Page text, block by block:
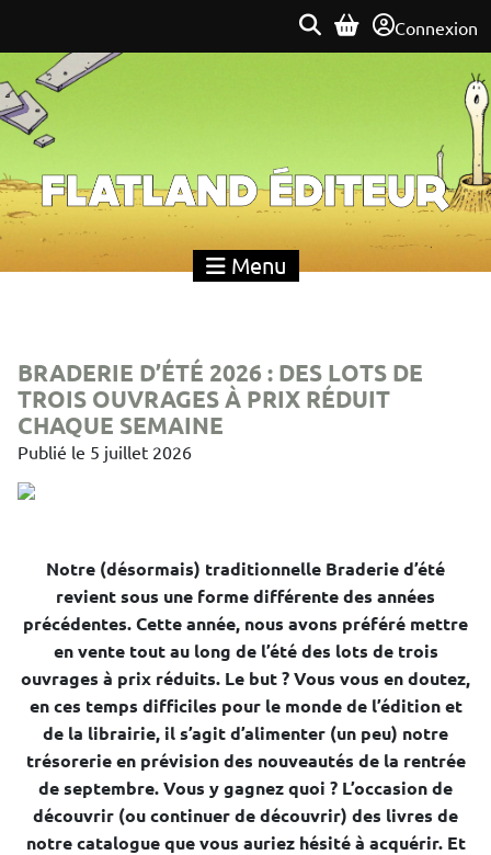
Connexion
Flatland Éditeur
Menu
BRADERIE D’ÉTÉ 2026 : DES LOTS DE
TROIS OUVRAGES À PRIX RÉDUIT
CHAQUE SEMAINE
Publié le 5 juillet 2026
Notre (désormais) traditionnelle Braderie d’été
revient sous une forme différente des années
précédentes. Cette année, nous avons préféré mettre
en vente tout au long de l’été des lots de trois
ouvrages à prix réduits. Le but ? Vous vous en doutez,
en ces temps difficiles pour le monde de l’édition et
de la librairie, il s’agit d’alimenter (un peu) notre
trésorerie en prévision des nouveautés de la rentrée
de septembre. Vous y gagnez quoi ? L’occasion de
découvrir (ou continuer de découvrir) des livres de
notre catalogue que vous auriez hésité à acquérir. Et